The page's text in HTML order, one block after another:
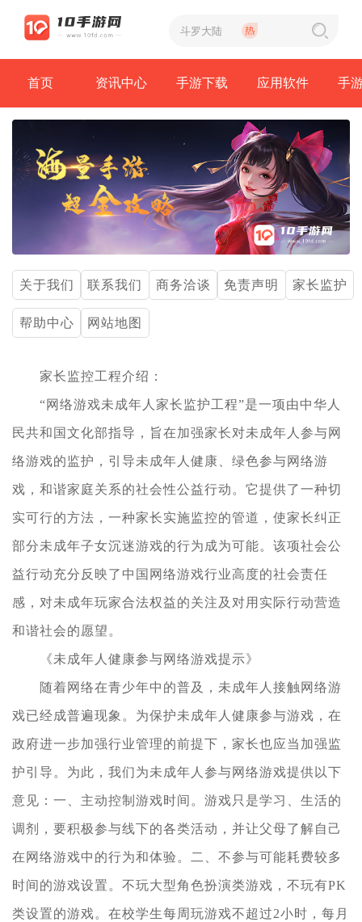
首页 资讯中心 手游下载 应用软件 手
关于我们 联系我们 商务洽谈 免责声明 家长监护
帮助中心 网站地图
家长监控工程介绍：
“网络游戏未成年人家长监护工程”是一项由中华人
民共和国文化部指导，旨在加强家长对未成年人参与网
络游戏的监护，引导未成年人健康、绿色参与网络游
戏，和谐家庭关系的社会性公益行动。它提供了一种切
实可行的方法，一种家长实施监控的管道，使家长纠正
部分未成年子女沉迷游戏的行为成为可能。该项社会公
益行动充分反映了中国网络游戏行业高度的社会责任
感，对未成年玩家合法权益的关注及对用实际行动营造
和谐社会的愿望。
《未成年人健康参与网络游戏提示》
随着网络在青少年中的普及，未成年人接触网络游
戏已经成普遍现象。为保护未成年人健康参与游戏，在
政府进一步加强行业管理的前提下，家长也应当加强监
护引导。为此，我们为未成年人参与网络游戏提供以下
意见：一、主动控制游戏时间。游戏只是学习、生活的
调剂，要积极参与线下的各类活动，并让父母了解自己
在网络游戏中的行为和体验。二、不参与可能耗费较多
时间的游戏设置。不玩大型角色扮演类游戏，不玩有PK
类设置的游戏。在校学生每周玩游戏不超过2小时，每月